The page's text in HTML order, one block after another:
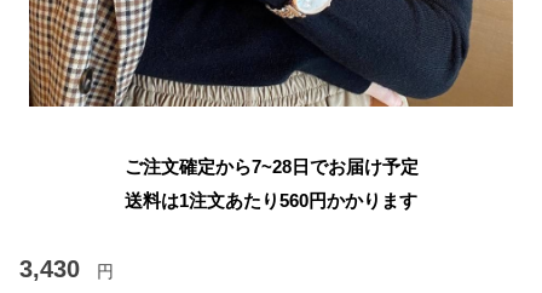
ご注文確定から7~28日でお届け予定
送料は1注文あたり560円かかります
3,430 円